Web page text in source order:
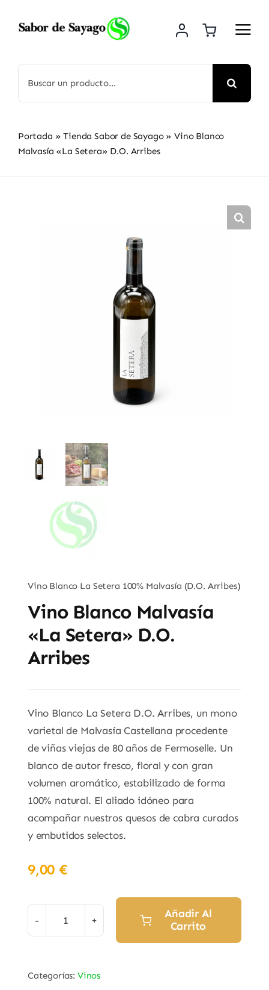
Portada »Tienda Sabor de Sayago»Vino Blanco
Malvasía «La Setera» D.O. Arribes
Vino Blanco La Setera 100% Malvasía (D.O. Arribes)
Vino Blanco Malvasía
«La Setera» D.O.
Arribes
Vino Blanco La Setera D.O.Arribes, un mono
varietal de Malvasía Castellana procedente
de viñas viejas de 80 años de Fermoselle. Un
blanco de autor fresco, floral y con gran
volumen aromático, estabilizado de forma
100% natural. El aliado idóneo para
acompañar nuestros quesos de cabra curados
y embutidos selectos.
9,00 €
Vino
"La
Añadir Al
Carrito
Categorías: Vinos